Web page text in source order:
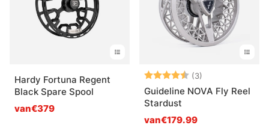
Hardy Fortuna Regent
Black Spare Spool
van€379
Beoordeling:
(3)
Guideline NOVA Fly Reel
Stardust
van€179.99